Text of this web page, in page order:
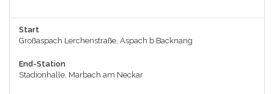
Start
Großaspach Lerchenstraße, Aspach b Backnang
End-Station
Stadionhalle, Marbach am Neckar